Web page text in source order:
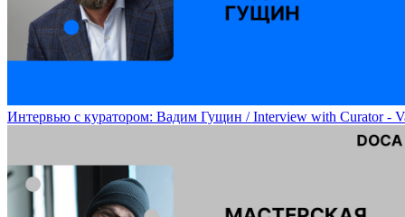
Интервью с куратором: Вадим Гущин / Interview with Curator -